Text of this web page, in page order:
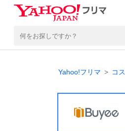
Yahoo!フリマ コ